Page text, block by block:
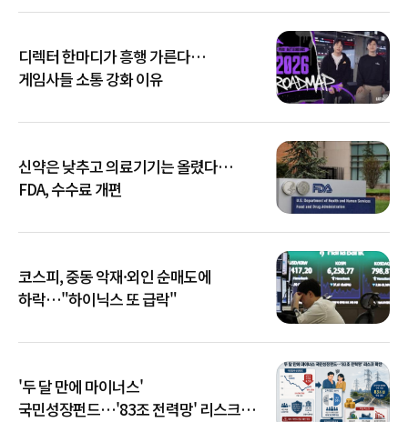
디렉터 한마디가 흥행 가른다…
게임사들 소통 강화 이유
신약은 낮추고 의료기기는 올렸다…
FDA, 수수료 개편
코스피, 중동 악재·외인 순매도에
하락…"하이닉스 또 급락"
'두 달 만에 마이너스'
국민성장펀드…'83조 전력망' 리스크